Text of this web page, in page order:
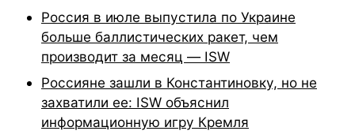
Россия в июле выпустила по Украине
больше баллистических ракет, чем
производит за месяц — ISW
Россияне зашли в Константиновку, но не
захватили ее: ISW объяснил
информационную игру Кремля